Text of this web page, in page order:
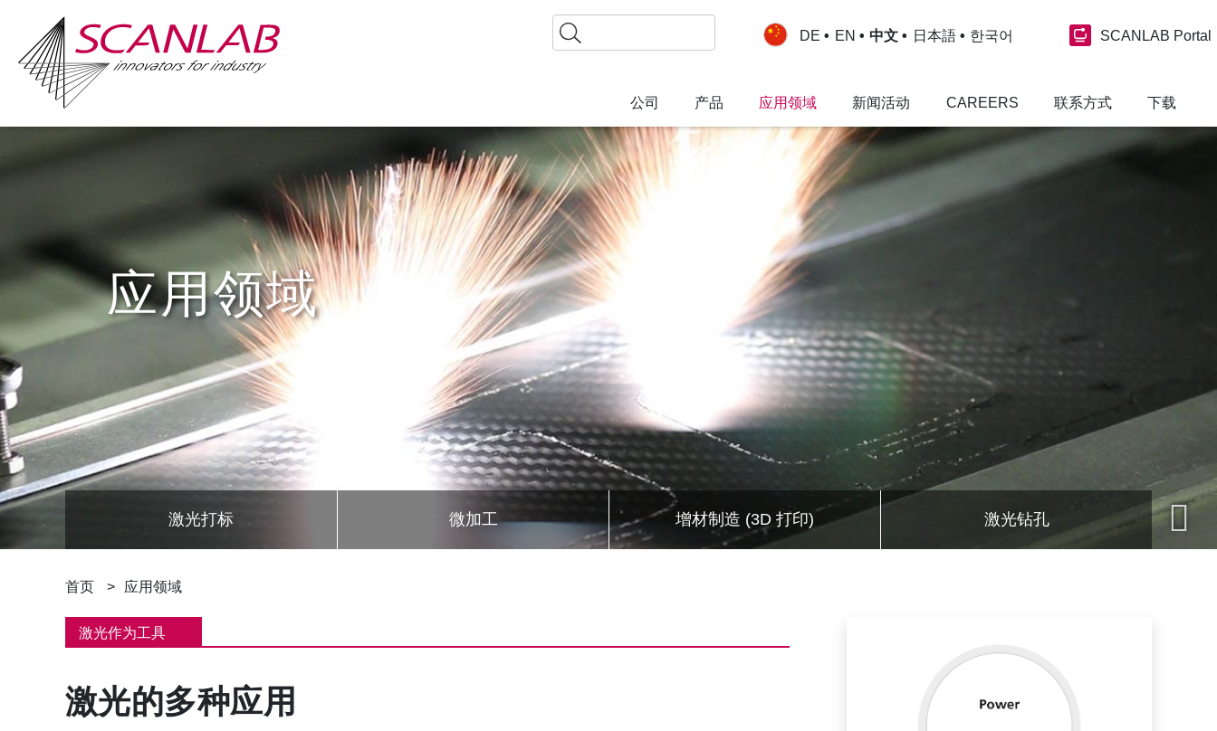
搜
索
DE EN 中文 日本語 한국어 SCANLAB Portal
公司 产品 应用领域 新闻活动 CAREERS 联系方式 下载
应用领域
激光打标 微加工 增材制造 (3D 打印) 激光钻孔
面
包
首页 应用领域
激光作为工具
激光的多种应用